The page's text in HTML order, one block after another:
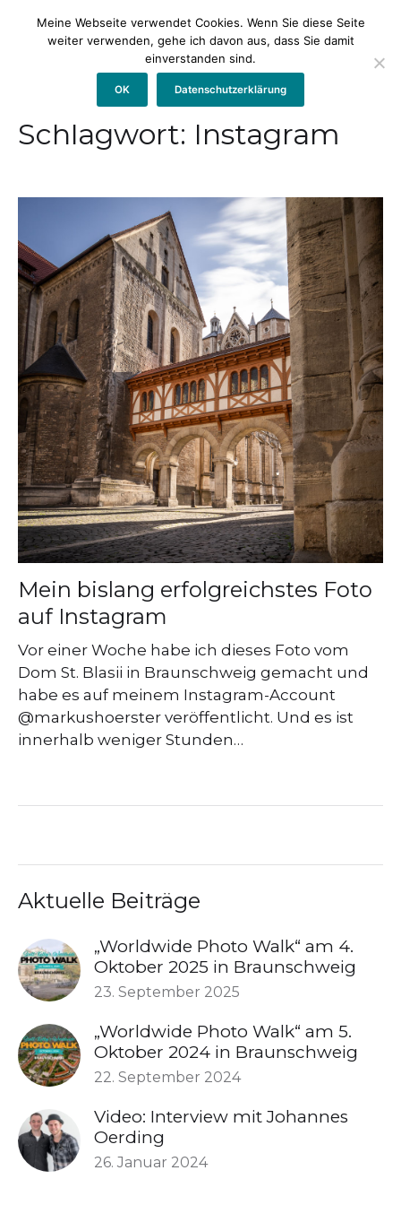
Schlagwort: Instagram
Mein bislang erfolgreichstes Foto
auf Instagram
Vor einer Woche habe ich dieses Foto vom
Dom St. Blasii in Braunschweig gemacht und
habe es auf meinem Instagram-Account
@markushoerster veröffentlicht. Und es ist
innerhalb weniger Stunden…
Aktuelle Beiträge
„Worldwide Photo Walk“ am 4.
Oktober 2025 in Braunschweig
23. September 2025
„Worldwide Photo Walk“ am 5.
Oktober 2024 in Braunschweig
22. September 2024
Video: Interview mit Johannes
Oerding
26. Januar 2024
Meine Webseite verwendet Cookies. Wenn Sie diese Seite
weiter verwenden, gehe ich davon aus, dass Sie damit
einverstanden sind.
OK Datenschutzerklärung